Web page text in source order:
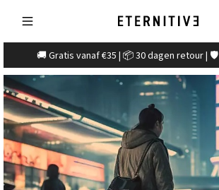
🚚 Gratis vanaf €35 | 📦 30 dagen retour |